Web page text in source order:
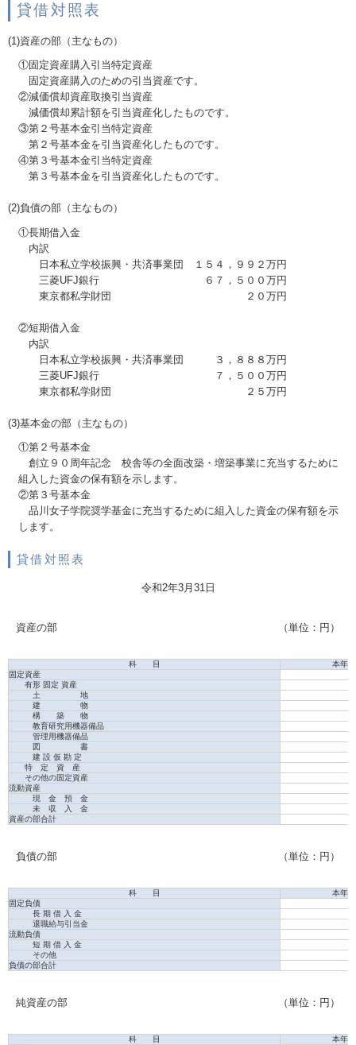
貸借対照表
(1)資産の部（主なもの）
①固定資産購入引当特定資産
固定資産購入のための引当資産です。
②減価償却資産取換引当資産
減価償却累計額を引当資産化したものです。
③第２号基本金引当特定資産
第２号基本金を引当資産化したものです。
④第３号基本金引当特定資産
第３号基本金を引当資産化したものです。
(2)負債の部（主なもの）
①長期借入金
内訳
日本私立学校振興・共済事業団 １５４，９９２万円
三菱UFJ銀行
６７，５００万円
東京都私学財団
２０万円
②短期借入金
内訳
日本私立学校振興・共済事業団 ３，８８８万円
三菱UFJ銀行
７，５００万円
東京都私学財団
２５万円
(3)基本金の部（主なもの）
①第２号基本金
創立９０周年記念 校舎等の全面改築・増築事業に充当するために
組入した資金の保有額を示します。
②第３号基本金
品川女子学院奨学基金に充当するために組入した資金の保有額を示
します。
貸借対照表
令和2年3月31日
資産の部 （単位：円）
科 目
本年
固定資産
有形 固定 資産
土 地
建 物
構 築 物
教育研究用機器備品
管理用機器備品
図 書
建 設 仮 勘 定
特 定 資 産
その他の固定資産
流動資産
現 金 預 金
未 収 入 金
資産の部合計
負債の部 （単位：円）
科 目
本年
固定負債
長 期 借 入 金
退職給与引当金
流動負債
短 期 借 入 金
その他
負債の部合計
純資産の部 （単位：円）
科 目
本年